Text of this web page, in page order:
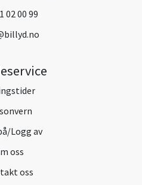
02 00 99
Logg av
oss
oss